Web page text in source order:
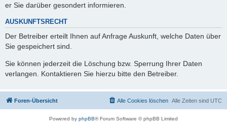
er Sie darüber gesondert informieren.
AUSKUNFTSRECHT
Der Betreiber erteilt Ihnen auf Anfrage Auskunft, welche Daten über
Sie gespeichert sind.
Sie können jederzeit die Löschung bzw. Sperrung Ihrer Daten
verlangen. Kontaktieren Sie hierzu bitte den Betreiber.
Foren-Übersicht Alle Zeiten sind UTC
Alle Cookies löschen
Powered by phpBB® Forum Software © phpBB Limited